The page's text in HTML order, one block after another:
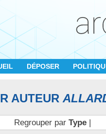
DÉPOSER
AUTEUR
Regrouper par Type|